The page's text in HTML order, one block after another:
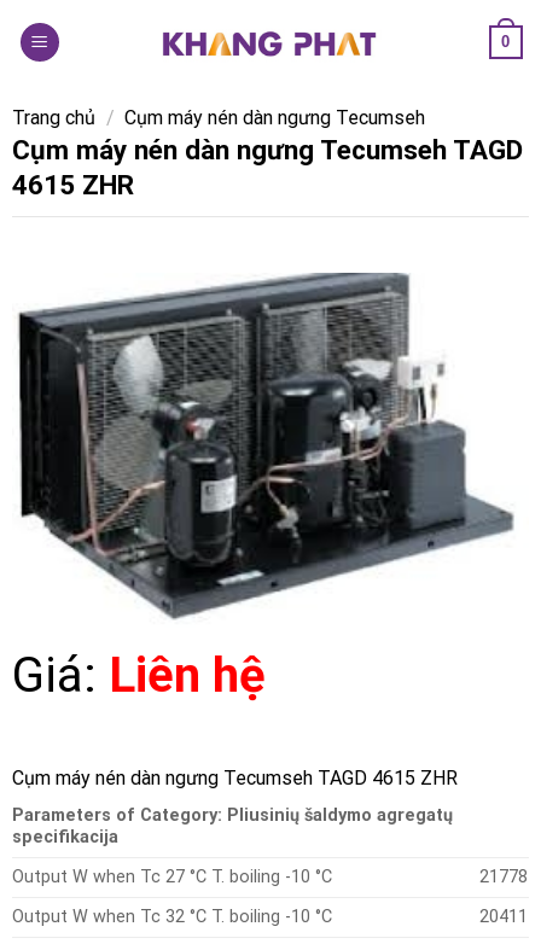
0
Trang chủ / Cụm máy nén dàn ngưng Tecumseh
Cụm máy nén dàn ngưng Tecumseh TAGD
4615 ZHR
Giá: Liên hệ
Cụm máy nén dàn ngưng Tecumseh TAGD 4615 ZHR
Parameters of Category: Pliusinių šaldymo agregatų
specifikacija
Output W when Tc 27 °C T. boiling -10 °C
21778
Output W when Tc 32 °C T. boiling -10 °C
20411